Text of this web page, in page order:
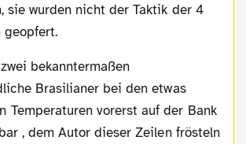
sie wurden nicht der Taktik der 4
geopfert.
Brasilianer bei den etwas
Temperaturen vorerst auf der Bank
, dem Autor dieser Zeilen frösteln